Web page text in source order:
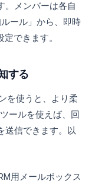
。メンバーは各自
ール」から、即時
できます。
する
を使うと、より柔
ールを使えば、回
送信できます。以
用メールボックス